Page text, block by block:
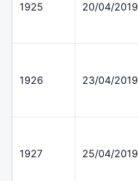
1925 20/04/2019
1926 23/04/2019
1927 25/04/2019